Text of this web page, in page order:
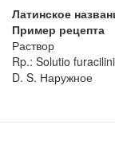
Латинское
Пример рецепта
Раствор
Rp.: Solutio
D. S. Наружное